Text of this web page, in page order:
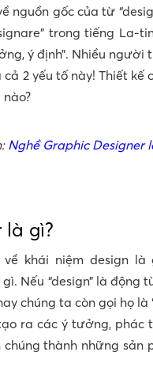
nguồn gốc của từ
trong tiếng La-
ý định”. Nhiều
2 yếu tố này! Thiết
Nghề Graphic Designer
là gì?
khái niệm design
Nếu “design” là
chúng ta còn gọi họ
ra các ý tưởng, phác
chúng thành những